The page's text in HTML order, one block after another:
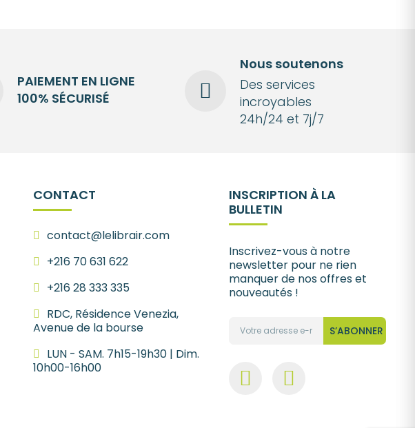
PAIEMENT EN LIGNE
100% SÉCURISÉ
Nous soutenons
Des services
incroyables
24h/24 et 7j/7
CONTACT
contact@lelibrair.com
+216 70 631 622
+216 28 333 335
RDC, Résidence Venezia,
Avenue de la bourse
LUN - SAM. 7h15-19h30 | Dim.
10h00-16h00
INSCRIPTION À LA
BULLETIN
Inscrivez-vous à notre
newsletter pour ne rien
manquer de nos offres et
nouveautés !
S’ABONNER